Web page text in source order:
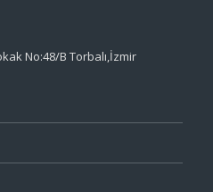
No:48/B Torbalı,İzmir